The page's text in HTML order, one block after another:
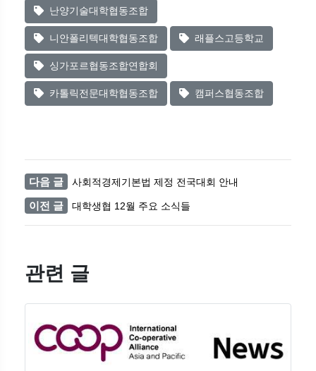
난양기술대학협동조합
니안폴리텍대학협동조합 래플스고등학교
싱가포르협동조합연합회
카톨릭전문대학협동조합 캠퍼스협동조합
다음 글 사회적경제기본법 제정 전국대회 안내
이전 글 대학생협 12월 주요 소식들
관련 글